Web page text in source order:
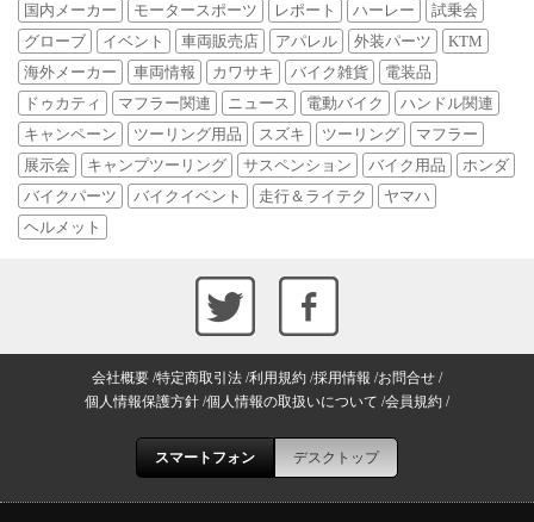
国内メーカー
モータースポーツ レポート ハーレー
試乗会
グローブ
イベント 車両販売店 アパレル 外装パーツ
KTM
海外メーカー
車両情報 カワサキ バイク雑貨
電装品
ドゥカティ
マフラー関連 ニュース 電動バイク
ハンドル関連
キャンペーン
ツーリング用品 スズキ ツーリング
マフラー
展示会
キャンプツーリング サスペンション バイク用品
ホンダ
バイクパーツ
バイクイベント 走行＆ライテク
ヤマハ
ヘルメット
会社概要 特定商取引法 利用規約 採用情報 お問合せ
個人情報保護方針 個人情報の取扱いについて 会員規約
スマートフォン デスクトップ